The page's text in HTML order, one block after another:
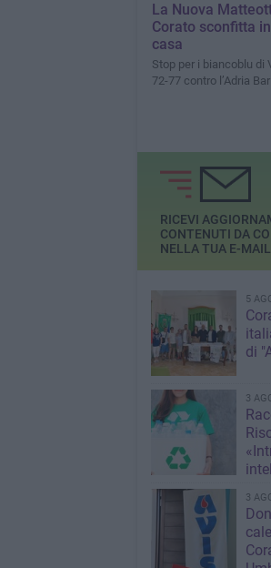
La Nuova
Corato sconfitta in
casa
Stop per i biancoblu di
72-77 contro l’Adria Bari
RICEVI
CONTENUTI DA
NELLA TUA E-MAIL
5
di
3
3